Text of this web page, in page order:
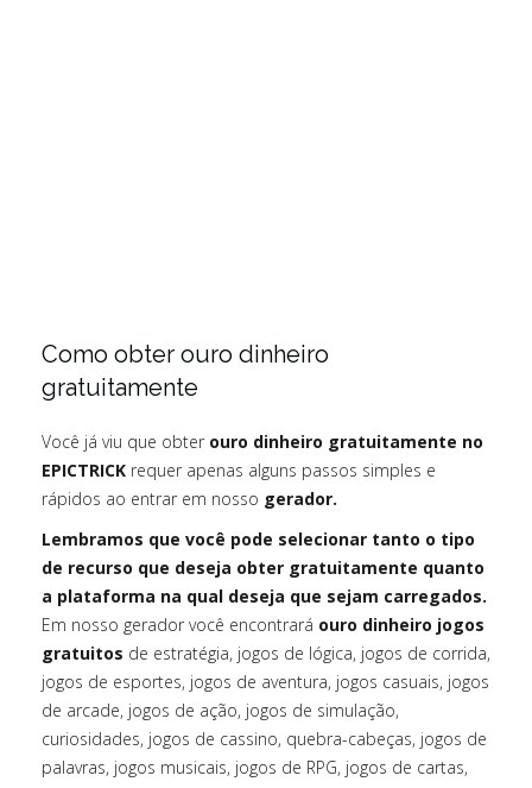
Como obter ouro dinheiro
gratuitamente
Você já viu que obter ouro dinheiro gratuitamente no
EPICTRICK requer apenas alguns passos simples e
rápidos ao entrar em nosso gerador.
Lembramos que você pode selecionar tanto o tipo
de recurso que deseja obter gratuitamente quanto
a plataforma na qual deseja que sejam carregados.
Em nosso gerador você encontrará ouro dinheiro jogos
gratuitos de estratégia, jogos de lógica, jogos de corrida,
jogos de esportes, jogos de aventura, jogos casuais, jogos
de arcade, jogos de ação, jogos de simulação,
curiosidades, jogos de cassino, quebra-cabeças, jogos de
palavras, jogos musicais, jogos de RPG, jogos de cartas,